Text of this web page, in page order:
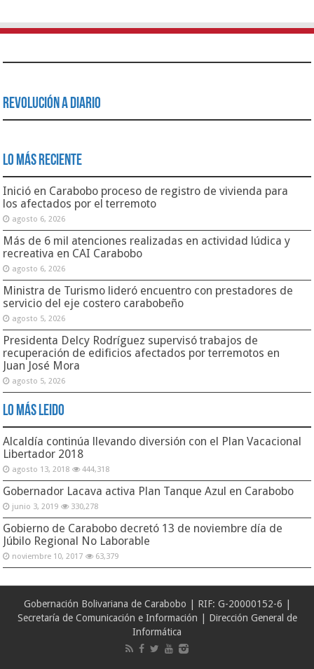
Revolución a Diario
Lo Más Reciente
Inició en Carabobo proceso de registro de vivienda para
los afectados por el terremoto
agosto 6, 2026
Más de 6 mil atenciones realizadas en actividad lúdica y
recreativa en CAI Carabobo
agosto 6, 2026
Ministra de Turismo lideró encuentro con prestadores de
servicio del eje costero carabobeño
agosto 5, 2026
Presidenta Delcy Rodríguez supervisó trabajos de
recuperación de edificios afectados por terremotos en
Juan José Mora
agosto 5, 2026
Lo Más Leido
Alcaldía continúa llevando diversión con el Plan Vacacional
Libertador 2018
agosto 13, 2018 444,318
Gobernador Lacava activa Plan Tanque Azul en Carabobo
junio 3, 2019 330,278
Gobierno de Carabobo decretó 13 de noviembre día de
Júbilo Regional No Laborable
noviembre 10, 2017 63,379
Gobernación Bolivariana de Carabobo | RIF: G-20000152-6 |
Secretaría de Comunicación e Información | Dirección General de
Informática